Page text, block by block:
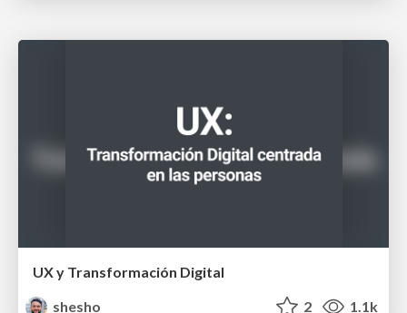
UX y Transformación Digital
shesho
2 1.1k